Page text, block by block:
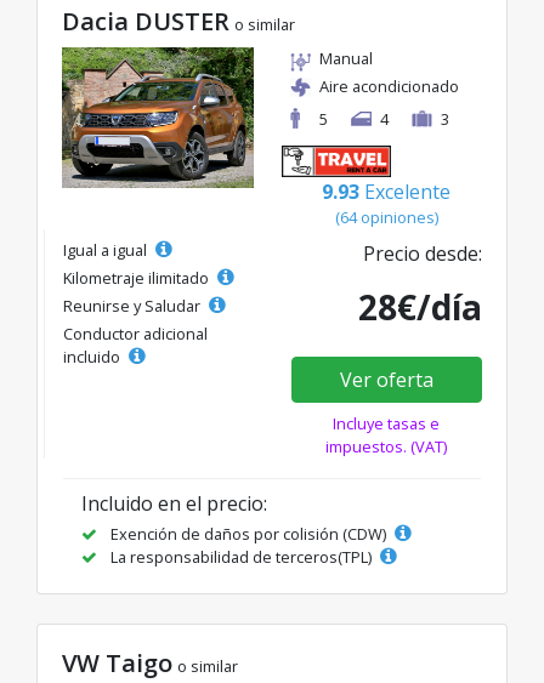
Dacia DUSTER o similar
Manual
Aire acondicionado
5
4 3
9.93 Excelente
(64 opiniones)
Igual a igual
Kilometraje ilimitado
Reunirse y Saludar
Conductor adicional
incluido
Precio desde:
28€/día
Ver oferta
Incluye tasas e
impuestos. (VAT)
Incluido en el precio:
Exención de daños por colisión (CDW)
La responsabilidad de terceros(TPL)
VW Taigo o similar